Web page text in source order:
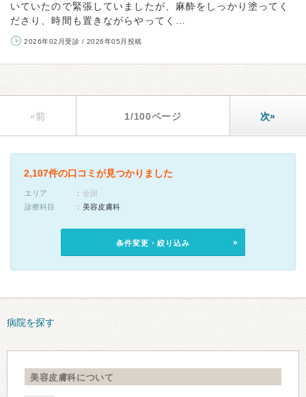
いていたので緊張していましたが、麻酔をしっかり塗ってく
ださり、時間も置きながらやってく…
2026年02月受診 / 2026年05月投稿
«前 1/100ページ 次»
2,107件の口コミが見つかりました
エリア
全国
診療科目
美容皮膚科
条件変更・絞り込み
病院を探す
美容皮膚科について